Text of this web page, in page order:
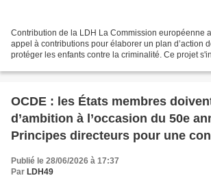
Contribution de la LDH La Commission européenne
appel à contributions pour élaborer un plan d’action
protéger les enfants contre la criminalité. Ce projet
OCDE : les États membres
d’ambition à l’occasion du 50e
Principes directeurs pour une
responsable des entreprises
Publié le 28/06/2026 à 17:37
Par LDH49